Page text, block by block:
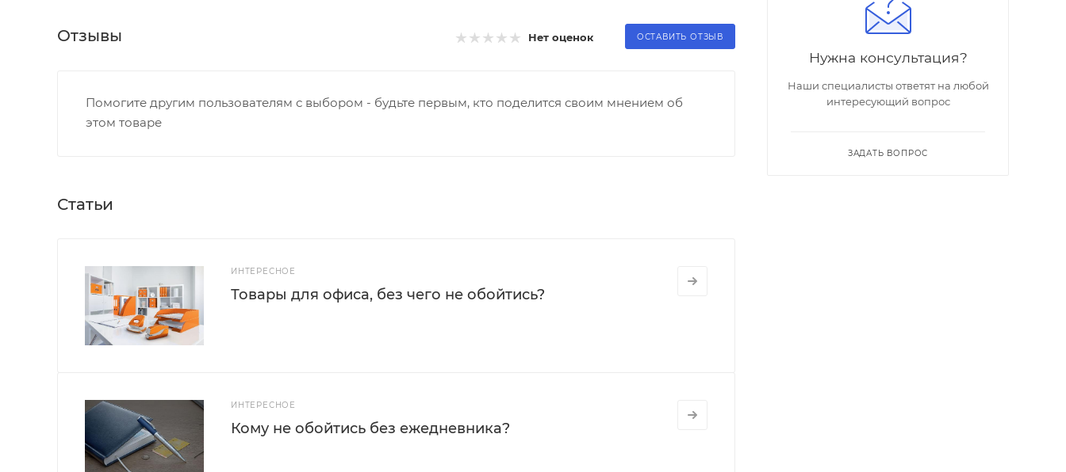
Отзывы Нет оценок ОСТАВИТЬ ОТЗЫВ
Помогите другим пользователям с выбором - будьте первым, кто поделится своим мнением об
этом товаре
Статьи
ИНТЕРЕСНОЕ
Товары для офиса, без чего не обойтись?
ИНТЕРЕСНОЕ
Кому не обойтись без ежедневника?
Нужна консультация?
Наши специалисты ответят на любой
интересующий вопрос
ЗАДАТЬ ВОПРОС